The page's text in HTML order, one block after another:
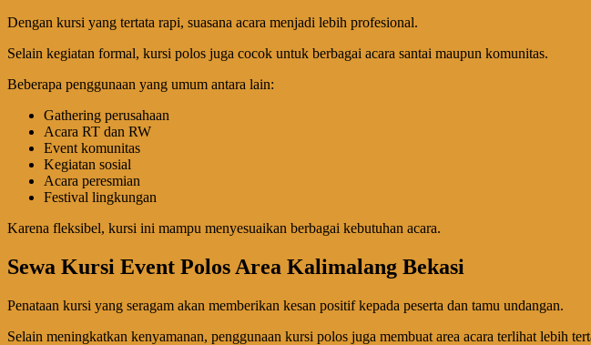
Dengan kursi yang tertata rapi, suasana acara menjadi lebih profesional.
Selain kegiatan formal, kursi polos juga cocok untuk berbagai acara santai maupun komunitas.
Beberapa penggunaan yang umum antara lain:
Gathering perusahaan
Acara RT dan RW
Event komunitas
Kegiatan sosial
Acara peresmian
Festival lingkungan
Karena fleksibel, kursi ini mampu menyesuaikan berbagai kebutuhan acara.
Sewa Kursi Event Polos Area Kalimalang Bekasi
Penataan kursi yang seragam akan memberikan kesan positif kepada peserta dan tamu undangan.
Selain meningkatkan kenyamanan, penggunaan kursi polos juga membuat area acara terlihat lebih